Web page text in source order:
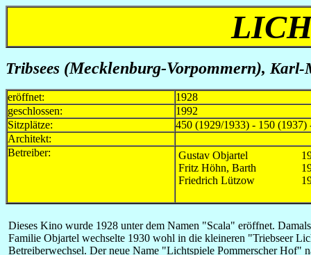
Tribsees (Mecklenburg-Vorpommern), Karl-
eröffnet:
1928
geschlossen:
1992
Sitzplätze:
450 (1929/1933) - 150
Architekt:
Betreiber:
Gustav Objartel
Fritz Höhn, Barth
Friedrich Lützow
Dieses Kino wurde 1928 unter dem Namen "Scala" eröffnet.
Familie Objartel wechselte 1930 wohl in die kleineren "Triebseer
Betreiberwechsel. Der neue Name "Lichtspiele Pommerscher Hof"